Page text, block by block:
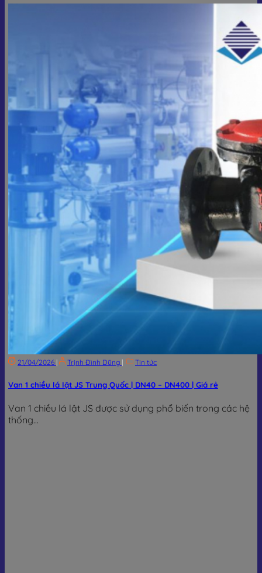
21/04/2026 | Trịnh Đình Dũng | Tin tức
Van 1 chiều lá lật JS Trung Quốc | DN40 – DN400 | Giá rẻ
Van 1 chiều lá lật JS được sử dụng phổ biến trong các hệ
thống...